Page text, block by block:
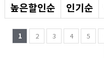
높은할인순
인기순
1 2 3 4 5